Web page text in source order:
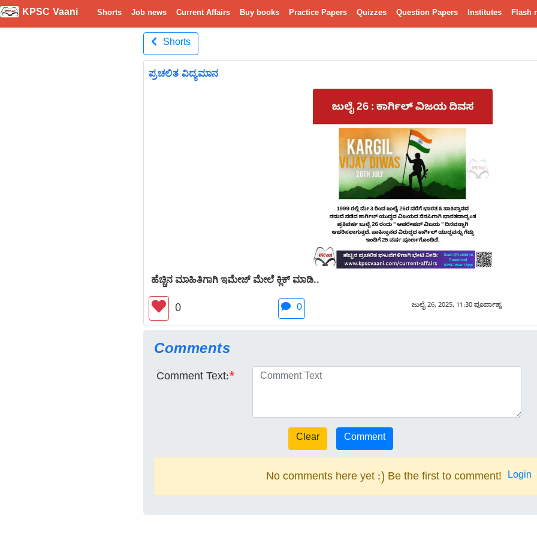
KPSC Vaani Shorts Job news Current Affairs Buy books Practice Papers Quizzes Question Papers Institutes Flash
Shorts
ಪ್ರಚಲಿತ ವಿದ್ಯಮಾನ
ಹೆಚ್ಚಿನ ಮಾಹಿತಿಗಾಗಿ ಇಮೇಜ್ ಮೇಲೆ ಕ್ಲಿಕ್ ಮಾಡಿ..
0 0 ಜುಲೈ 26, 2025, 11:30 ಪೂರ್ವಾಹ್ನ
Comments
Comment Text:*
No comments here yet :) Be the first to comment! Login